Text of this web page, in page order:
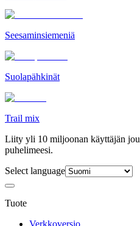
Seesaminsiemeniä
Suolapähkinät
Trail mix
Liity yli 10 miljoonan käyttäjän
puhelimeesi.
Select language
Tuote